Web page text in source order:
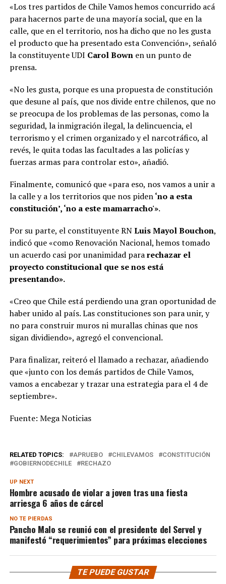
«Los tres partidos de Chile Vamos hemos concurrido acá
para hacernos parte de una mayoría social, que en la
calle, que en el territorio, nos ha dicho que no les gusta
el producto que ha presentado esta Convención», señaló
la constituyente UDI Carol Bownen un punto de
prensa.
«No les gusta, porque es una propuesta de constitución
que desune al país, que nos divide entre chilenos, que no
se preocupa de los problemas de las personas, como la
seguridad, la inmigración ilegal, la delincuencia, el
terrorismo y el crimen organizado y el narcotráfico, al
revés, le quita todas las facultades a las policías y
fuerzas armas para controlar esto», añadió.
Finalmente, comunicó que «para eso, nos vamos a unir a
la calle y a los territorios que nos piden‘no a esta
constitución’, ‘no a este mamarracho'».
Por su parte, el constituyente RNLuis Mayol Bouchon,
indicó que «como Renovación Nacional, hemos tomado
un acuerdo casi por unanimidad pararechazar el
proyecto constitucional que se nos está
presentando».
«Creo que Chile está perdiendo una gran oportunidad de
haber unido al país. Las constituciones son para unir, y
no para construir muros ni murallas chinas que nos
sigan dividiendo», agregó el convencional.
Para finalizar, reiteró el llamado a rechazar, añadiendo
que «junto con los demás partidos de Chile Vamos,
vamos a encabezar y trazar una estrategia para el 4 de
septiembre».
Fuente: Mega Noticias
RELATED TOPICS: APRUEBO CHILEVAMOS
CONSTITUCIÓN
GOBIERNODECHILE
RECHAZO
UP NEXT
Hombre acusado de violar a joven tras una fiesta
arriesga 6 años de cárcel
NO TE PIERDAS
Pancho Malo se reunió con el presidente del Servel y
manifestó “requerimientos” para próximas elecciones
TE PUEDE GUSTAR